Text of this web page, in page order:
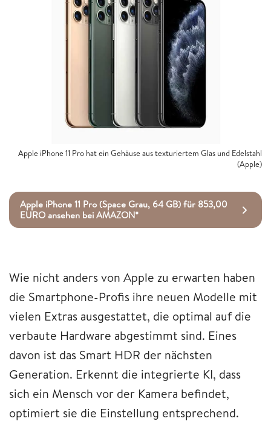
Apple iPhone 11 Pro hat ein Gehäuse aus texturiertem Glas und Edelstahl
(Apple)
Apple iPhone 11 Pro (Space Grau, 64 GB) für 853,00
EURO ansehen bei AMAZON*
Wie nicht anders von Apple zu erwarten haben
die Smartphone-Profis ihre neuen Modelle mit
vielen Extras ausgestattet, die optimal auf die
verbaute Hardware abgestimmt sind. Eines
davon ist das Smart HDR der nächsten
Generation. Erkennt die integrierte KI, dass
sich ein Mensch vor der Kamera befindet,
optimiert sie die Einstellung entsprechend.